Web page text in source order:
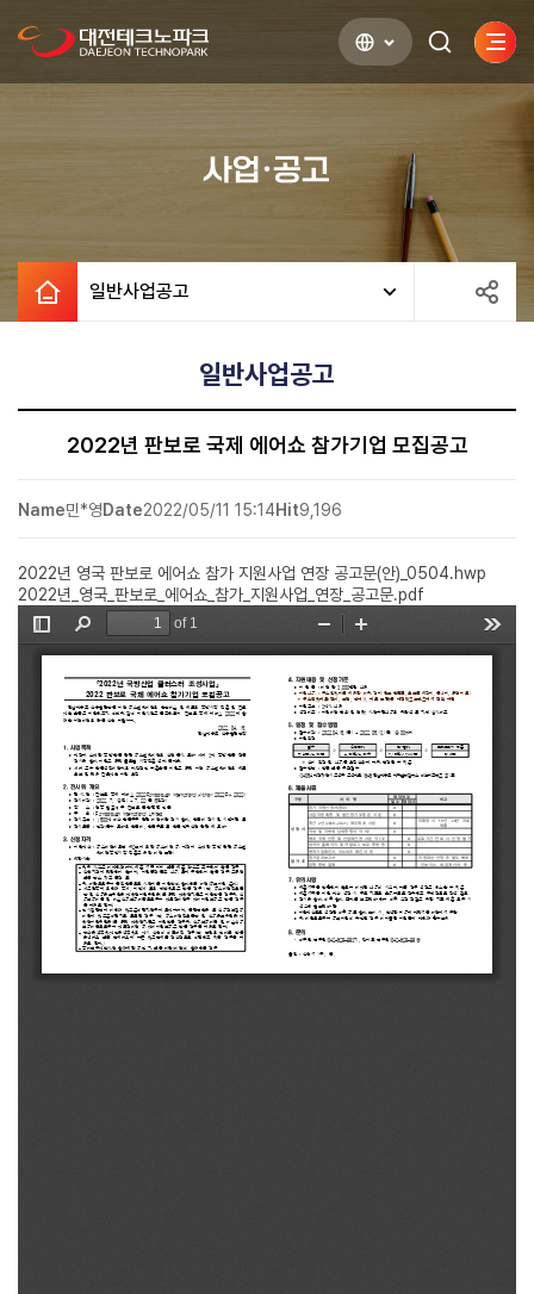
검색하기사이
열기
사업·공고
일반사업공고
일반사업공고
2022년 판보로 국제 에어쇼 참가기업 모집공고
Name민*영Date2022/05/11 15:14Hit9,196
2022년 영국 판보로 에어쇼 참가 지원사업 연장 공고문(안)_0504.hwp
2022년_영국_판보로_에어쇼_참가_지원사업_연장_공고문.pdf